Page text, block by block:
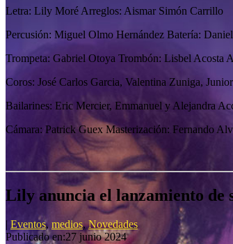
Letra: Lily Moré Arreglos: Aismar Simón Carrillo
Percusión: Miguel Olmo Hernández Batería:
Trompeta: Gabriel Otoya Trombón: Lisbel Acosta
Coros: José Carlos Garcia, Valentina Zuniga,
Bailarines: Eric Mercier, Emmanuel y Alejandra
Cámara: Patrick Guex Masterización: Fernando
Lily anuncia el lanzamiento
| Eventos, medios,Novedades
Publicado en:27 junio 2024